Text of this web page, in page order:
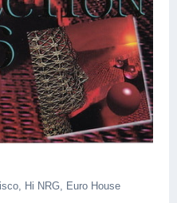
Hi NRG, Euro House